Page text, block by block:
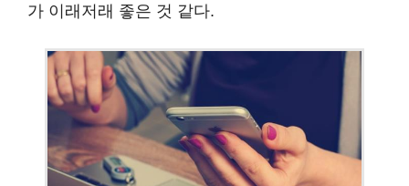
가 이래저래 좋은 것 같다.